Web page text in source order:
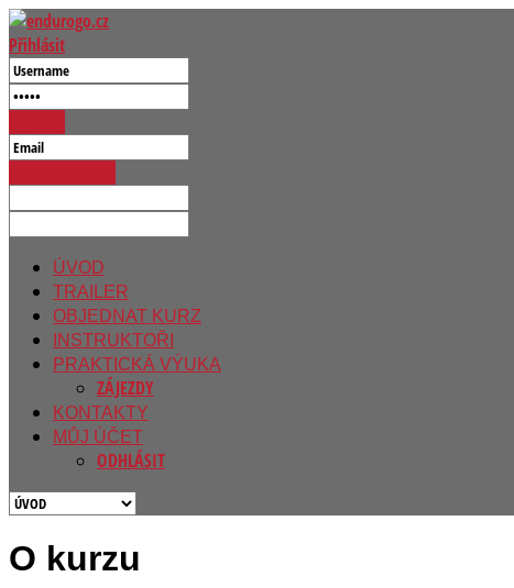
Přihlásit
ÚVOD
TRAILER
OBJEDNAT KURZ
INSTRUKTOŘI
PRAKTICKÁ VÝUKA
ZÁJEZDY
KONTAKTY
MŮJ ÚČET
ODHLÁSIT
O kurzu